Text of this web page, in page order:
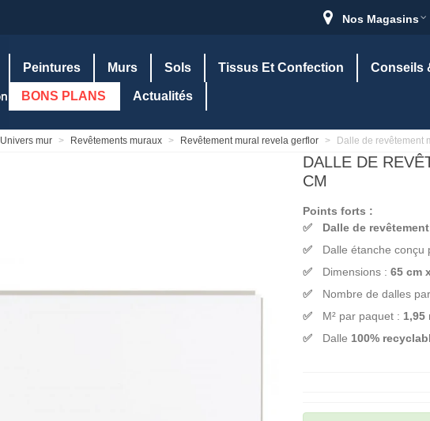
Nos Magasins
Peintures Murs Sols Tissus Et Confection Conseils
BONS PLANS Actualités
Univers mur > Revêtements muraux > Revêtement mural revela gerflor > Dalle de revêtement
DALLE DE
CM
Points forts :
Dalle de
Dalle étanche conçu
Dimensions : 65 cm
Nombre de dalles
M² par paquet : 1,95
Dalle 100%